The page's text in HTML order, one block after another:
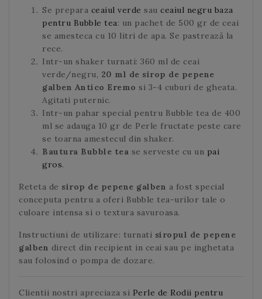
Se prepara ceaiul verde sau ceaiul negru baza
pentru Bubble tea: un pachet de 500 gr de ceai
se amesteca cu 10 litri de apa. Se pastrează la
rece.
Intr-un shaker turnati: 360 ml de ceai
verde/negru, 20 ml de sirop de pepene
galben Antico Eremo si 3-4 cuburi de gheata.
Agitati puternic.
Intr-un pahar special pentru Bubble tea de 400
ml se adauga 10 gr de Perle fructate peste care
se toarna amestecul din shaker.
Bautura Bubble tea se serveste cu un pai
gros.
Reteta de sirop de pepene galben a fost special
conceputa pentru a oferi Bubble tea-urilor tale o
culoare intensa si o textura savuroasa.
Instructiuni de utilizare: turnati siropul de pepene
galben direct din recipient in ceai sau pe inghetata
sau folosind o pompa de dozare.
Clientii nostri apreciaza si Perle de Rodii pentru